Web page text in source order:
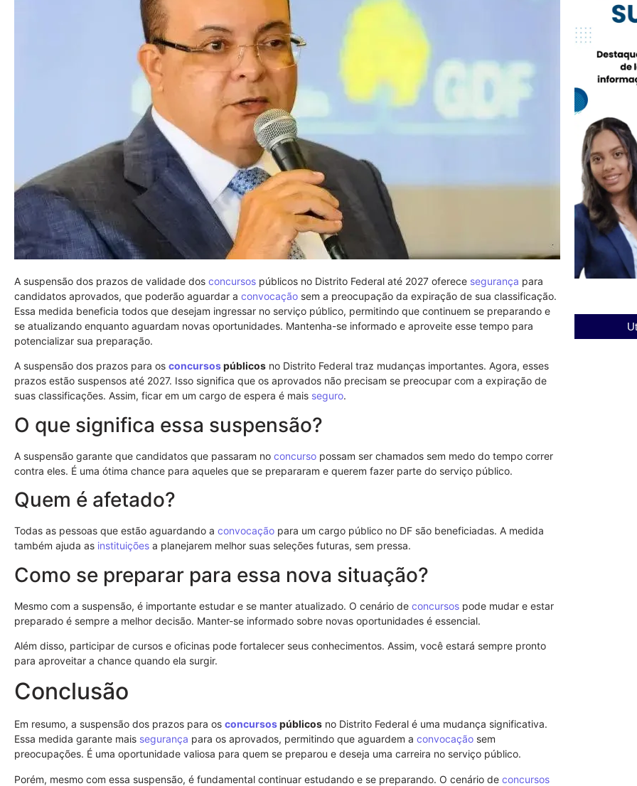
A suspensão dos prazos de validade dos concursos públicos no Distrito Federal até 2027 oferece segurança para
candidatos aprovados, que poderão aguardar a convocação sem a preocupação da expiração de sua classificação.
Essa medida beneficia todos que desejam ingressar no serviço público, permitindo que continuem se preparando e
se atualizando enquanto aguardam novas oportunidades. Mantenha-se informado e aproveite esse tempo para
potencializar sua preparação.
A suspensão dos prazos para os concursospúblicos no Distrito Federal traz mudanças importantes. Agora, esses
prazos estão suspensos até 2027. Isso significa que os aprovados não precisam se preocupar com a expiração de
suas classificações. Assim, ficar em um cargo de espera é mais seguro.
O que significa essa suspensão?
A suspensão garante que candidatos que passaram no concurso possam ser chamados sem medo do tempo correr
contra eles. É uma ótima chance para aqueles que se prepararam e querem fazer parte do serviço público.
Quem é afetado?
Todas as pessoas que estão aguardando a convocação para um cargo público no DF são beneficiadas. A medida
também ajuda as instituições a planejarem melhor suas seleções futuras, sem pressa.
Como se preparar para essa nova situação?
Mesmo com a suspensão, é importante estudar e se manter atualizado. O cenário de concursos pode mudar e estar
preparado é sempre a melhor decisão. Manter-se informado sobre novas oportunidades é essencial.
Além disso, participar de cursos e oficinas pode fortalecer seus conhecimentos. Assim, você estará sempre pronto
para aproveitar a chance quando ela surgir.
Conclusão
Em resumo, a suspensão dos prazos para os concursospúblicos no Distrito Federal é uma mudança significativa.
Essa medida garante mais segurança para os aprovados, permitindo que aguardem a convocação sem
preocupações. É uma oportunidade valiosa para quem se preparou e deseja uma carreira no serviço público.
Porém, mesmo com essa suspensão, é fundamental continuar estudando e se preparando. O cenário de concursos